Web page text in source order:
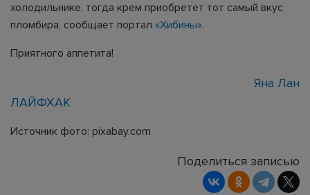
холодильнике, тогда крем приобретет тот самый вкус
пломбира, сообщает портал «Хибины».
Приятного аппетита!
Яна Лан
ЛАЙФХАК
Источник фото: pixabay.com
Поделиться записью